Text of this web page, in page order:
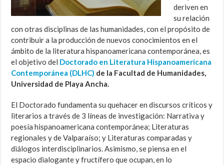
deriven en
su relación
con otras disciplinas de las humanidades, con el propósito de
contribuir a la producción de nuevos conocimientos en el
ámbito de la literatura hispanoamericana contemporánea, es
el objetivo del Doctorado en Literatura Hispanoamericana
Contemporánea (DLHC) de la Facultad de Humanidades,
Universidad de Playa Ancha.
El Doctorado fundamenta su quehacer en discursos críticos y
literarios a través de 3 líneas de investigación: Narrativa y
poesía hispanoamericana contemporánea; Literaturas
regionales y de Valparaíso; y Literaturas comparadas y
diálogos interdisciplinarios. Asimismo, se piensa en el
espacio dialogante y fructífero que ocupan, en lo